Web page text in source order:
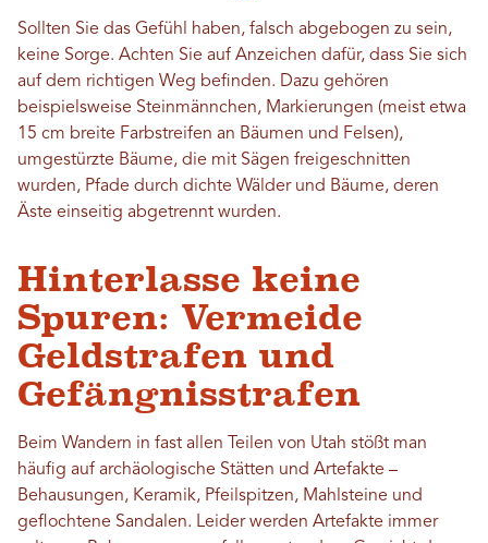
Sollten Sie das Gefühl haben, falsch abgebogen zu sein,
keine Sorge. Achten Sie auf Anzeichen dafür, dass Sie sich
auf dem richtigen Weg befinden. Dazu gehören
beispielsweise Steinmännchen, Markierungen (meist etwa
15 cm breite Farbstreifen an Bäumen und Felsen),
umgestürzte Bäume, die mit Sägen freigeschnitten
wurden, Pfade durch dichte Wälder und Bäume, deren
Äste einseitig abgetrennt wurden.
Hinterlasse keine
Spuren: Vermeide
Geldstrafen und
Gefängnisstrafen
Beim Wandern in fast allen Teilen von Utah stößt man
häufig auf archäologische Stätten und Artefakte –
Behausungen, Keramik, Pfeilspitzen, Mahlsteine ​​und
geflochtene Sandalen. Leider werden Artefakte immer